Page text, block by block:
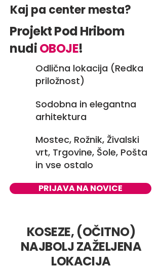
Kaj pa center mesta?
Projekt Pod Hribom
nudiOBOJE!
Odlična lokacija (Redka
priložnost)
Sodobna in elegantna
arhitektura
Mostec, Rožnik, Živalski
vrt, Trgovine, Šole, Pošta
in vse ostalo
PRIJAVA NA NOVICE
KOSEZE, (OČITNO)
NAJBOLJ ZAŽELJENA
LOKACIJA